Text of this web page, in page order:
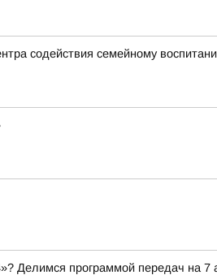
содействия семейному
Делимся программой передач на 7